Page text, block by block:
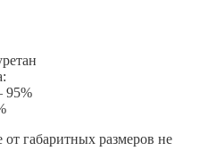
95%
от габаритных размеров не